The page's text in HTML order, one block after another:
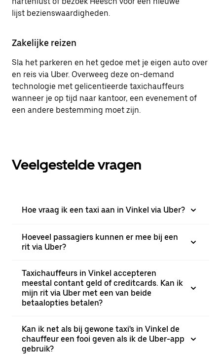
lijst bezienswaardigheden.
Zakelijke reizen
Sla het parkeren en het gedoe met je eigen auto over
en reis via Uber. Overweeg deze on-demand
technologie met gelicentieerde taxichauffeurs
wanneer je op tijd naar kantoor, een evenement of
een andere bestemming moet zijn.
Veelgestelde vragen
Hoe vraag ik een taxi aan in Vinkel via Uber?
Hoeveel passagiers kunnen er mee bij een
rit via Uber?
Taxichauffeurs in Vinkel accepteren
meestal contant geld of creditcards. Kan ik
mijn rit via Uber met een van beide
betaalopties betalen?
Kan ik net als bij gewone taxi's in Vinkel de
chauffeur een fooi geven als ik de Uber-app
gebruik?